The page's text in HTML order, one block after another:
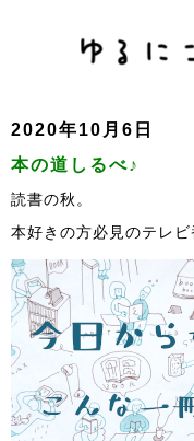
2020年10月6日
本の道しるべ♪
読書の秋。
本好きの方必見のテレ